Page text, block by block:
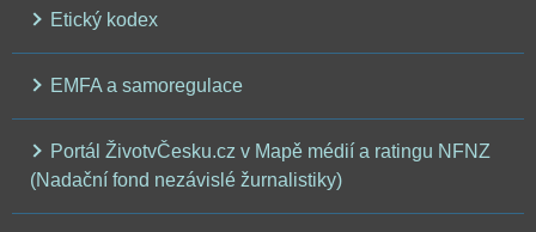
Etický kodex
EMFA a samoregulace
Portál ŽivotvČesku.cz v Mapě médií a ratingu NFNZ
(Nadační fond nezávislé žurnalistiky)